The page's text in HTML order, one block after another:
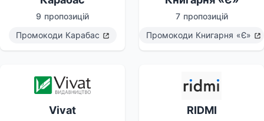
9 пропозицій
Промокоди Карабас
7 пропозицій
Промокоди Книгарня «Є»
Vivat RIDMI